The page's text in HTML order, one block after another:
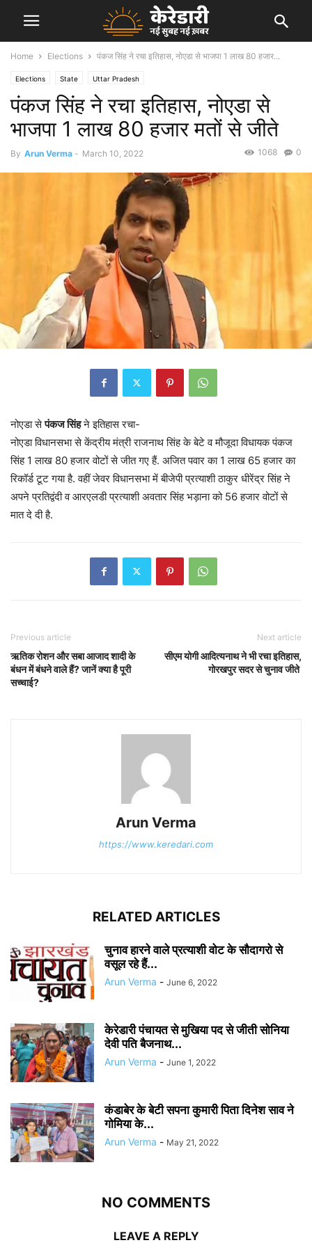
Home Elections पंकज सिंह ने रचा इतिहास, नोएडा से भाजपा 1 लाख 80 हजार...
Elections State Uttar Pradesh
पंकज सिंह ने रचा इतिहास, नोएडा से
भाजपा 1 लाख 80 हजार मतों से जीते
By Arun Verma - March 10, 2022 0
1068
नोएडा सेपंकज सिंहने इतिहास रचा-
नोएडा विधानसभा से केंद्रीय मंत्री राजनाथ सिंह के बेटे व मौजूदा विधायक पंकज
सिंह 1 लाख 80 हजार वोटों से जीत गए हैं. अजित पवार का 1 लाख 65 हजार का
रिकॉर्ड टूट गया है. वहीं जेवर विधानसभा में बीजेपी प्रत्याशी ठाकुर धीरेंद्र सिंह ने
अपने प्रतिद्वंदी व आरएलडी प्रत्याशी अवतार सिंह भड़ाना को 56 हजार वोटों से
मात दे दी है.
Previous article
ऋतिक रोशन और सबा आजाद शादी के
बंधन में बंधने वाले हैं? जानें क्या है पूरी
सच्चाई?
Next article
सीएम योगी आदित्यनाथ ने भी रचा इतिहास,
गोरखपुर सदर से चुनाव जीते
Arun Verma
https://www.keredari.com
RELATED ARTICLES
चुनाव हारने वाले प्रत्याशी वोट के सौदागरो से
वसूल रहे हैं...
Arun Verma - June 6, 2022
केरेडारी पंचायत से मुखिया पद से जीती सोनिया
देवी पति बैजनाथ...
Arun Verma - June 1, 2022
कंडाबेर के बेटी सपना कुमारी पिता दिनेश साव ने
गोमिया के...
Arun Verma - May 21, 2022
NO COMMENTS
LEAVE A REPLY